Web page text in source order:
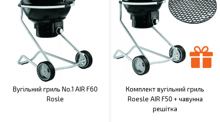
Вугільний гриль No.1 AIR F60
Rosle
Комплект вугільний гриль
Roesle AIR F50 + чавунна
решітка